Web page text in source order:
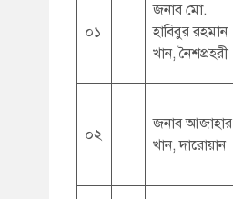
০১
জনাব মো.
হাবিবুর রহমান
খান, নৈশপ্রহরী
০২
জনাব আজাহার
খান, দারোয়ান